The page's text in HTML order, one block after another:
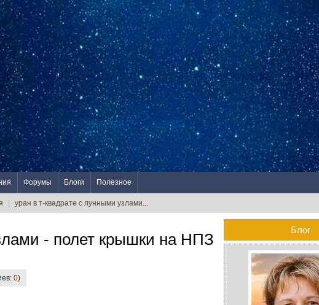
Форумы Блоги Полезное
уран в т-квадрате с лунными узлами...
- полет крышки на НПЗ
0)
Блог